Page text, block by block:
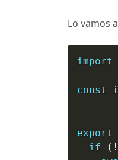
Lo vamos
import
const
export
if
( !